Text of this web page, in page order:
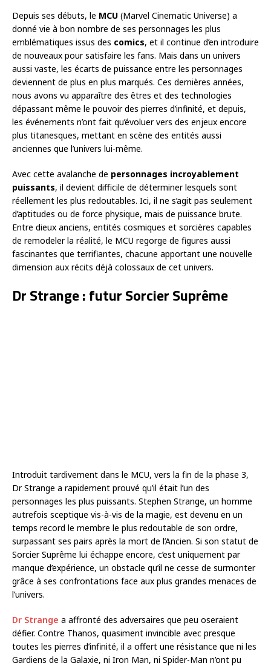
Depuis ses débuts, le MCU (Marvel Cinematic Universe) a
donné vie à bon nombre de ses personnages les plus
emblématiques issus des comics, et il continue d’en introduire
de nouveaux pour satisfaire les fans. Mais dans un univers
aussi vaste, les écarts de puissance entre les personnages
deviennent de plus en plus marqués. Ces dernières années,
nous avons vu apparaître des êtres et des technologies
dépassant même le pouvoir des pierres d’infinité, et depuis,
les événements n’ont fait qu’évoluer vers des enjeux encore
plus titanesques, mettant en scène des entités aussi
anciennes que l’univers lui-même.
Avec cette avalanche de personnages incroyablement
puissants, il devient difficile de déterminer lesquels sont
réellement les plus redoutables. Ici, il ne s’agit pas seulement
d’aptitudes ou de force physique, mais de puissance brute.
Entre dieux anciens, entités cosmiques et sorcières capables
de remodeler la réalité, le MCU regorge de figures aussi
fascinantes que terrifiantes, chacune apportant une nouvelle
dimension aux récits déjà colossaux de cet univers.
Dr Strange : futur Sorcier Suprême
Introduit tardivement dans le MCU, vers la fin de la phase 3,
Dr Strange a rapidement prouvé qu’il était l’un des
personnages les plus puissants. Stephen Strange, un homme
autrefois sceptique vis-à-vis de la magie, est devenu en un
temps record le membre le plus redoutable de son ordre,
surpassant ses pairs après la mort de l’Ancien. Si son statut de
Sorcier Suprême lui échappe encore, c’est uniquement par
manque d’expérience, un obstacle qu’il ne cesse de surmonter
grâce à ses confrontations face aux plus grandes menaces de
l’univers.
Dr Strange a affronté des adversaires que peu oseraient
défier. Contre Thanos, quasiment invincible avec presque
toutes les pierres d’infinité, il a offert une résistance que ni les
Gardiens de la Galaxie, ni Iron Man, ni Spider-Man n’ont pu